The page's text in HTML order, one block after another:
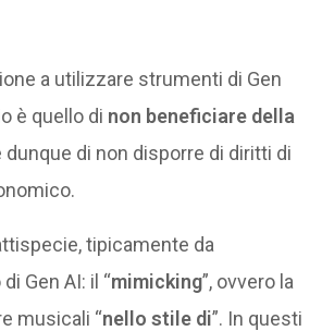
a utilizzare strumenti di Gen
è quello di non beneficiare della
dunque di non disporre di diritti di
tipicamente da
Gen AI: il “mimicking”, ovvero la
musicali “nello stile di”. In questi